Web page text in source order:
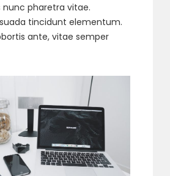
nunc pharetra vitae.
tincidunt elementum.
ante, vitae semper